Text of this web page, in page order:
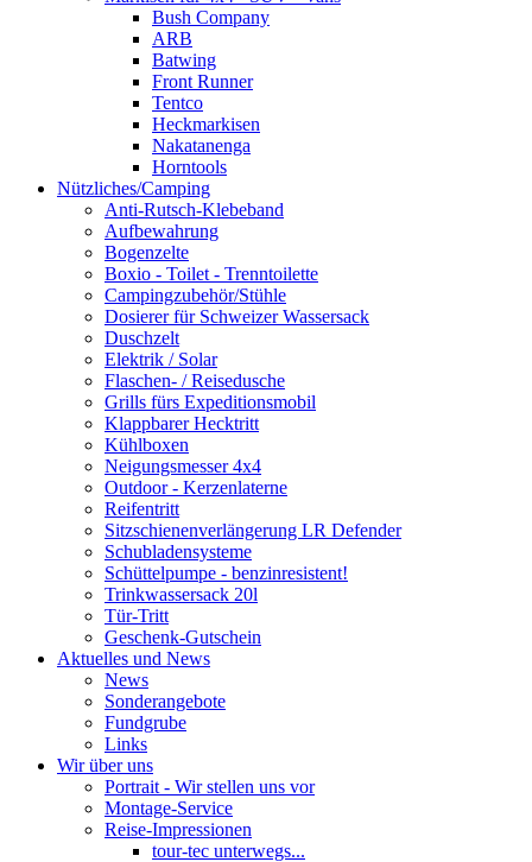
Bush Company
ARB
Batwing
Front Runner
Tentco
Heckmarkisen
Nakatanenga
Horntools
Nützliches/Camping
Anti-Rutsch-Klebeband
Aufbewahrung
Bogenzelte
Boxio - Toilet - Trenntoilette
Campingzubehör/Stühle
Dosierer für Schweizer Wassersack
Duschzelt
Elektrik / Solar
Flaschen- / Reisedusche
Grills fürs Expeditionsmobil
Klappbarer Hecktritt
Kühlboxen
Neigungsmesser 4x4
Outdoor - Kerzenlaterne
Reifentritt
Sitzschienenverlängerung LR Defender
Schubladensysteme
Schüttelpumpe - benzinresistent!
Trinkwassersack 20l
Tür-Tritt
Geschenk-Gutschein
Aktuelles und News
News
Sonderangebote
Fundgrube
Links
Wir über uns
Portrait - Wir stellen uns vor
Montage-Service
Reise-Impressionen
tour-tec unterwegs...